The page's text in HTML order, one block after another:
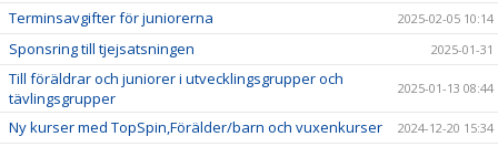
Terminsavgifter för juniorerna 2025-02-05 10:14
Sponsring till tjejsatsningen 2025-01-31
Till föräldrar och juniorer i utvecklingsgrupper och
tävlingsgrupper
2025-01-13 08:44
Ny kurser med TopSpin,Förälder/barn och vuxenkurser 2024-12-20 15:34